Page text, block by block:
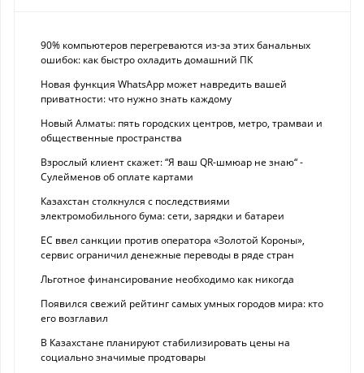
90% компьютеров перегреваются из-за этих банальных
ошибок: как быстро охладить домашний ПК
Новая функция WhatsApp может навредить вашей
приватности: что нужно знать каждому
Новый Алматы: пять городских центров, метро, трамваи и
общественные пространства
Взрослый клиент скажет: “Я ваш QR-шмюар не знаю“ -
Сулейменов об оплате картами
Казахстан столкнулся с последствиями
электромобильного бума: сети, зарядки и батареи
ЕС ввел санкции против оператора «Золотой Короны»,
сервис ограничил денежные переводы в ряде стран
Льготное финансирование необходимо как никогда
Появился свежий рейтинг самых умных городов мира: кто
его возглавил
В Казахстане планируют стабилизировать цены на
социально значимые продтовары